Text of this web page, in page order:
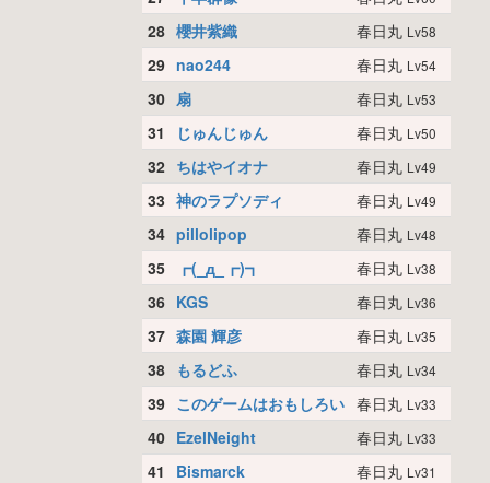
28 櫻井紫織 春日丸 Lv58
29 nao244 春日丸 Lv54
30 扇 春日丸 Lv53
31 じゅんじゅん 春日丸 Lv50
32 ちはやイオナ 春日丸 Lv49
33 神のラプソディ 春日丸 Lv49
34 pillolipop 春日丸 Lv48
35 ┏(_д_┏)┓ 春日丸 Lv38
36 KGS 春日丸 Lv36
37 森園 輝彦 春日丸 Lv35
38 もるどふ 春日丸 Lv34
39 このゲームはおもしろい 春日丸 Lv33
40 EzelNeight 春日丸 Lv33
41 Bismarck 春日丸 Lv31